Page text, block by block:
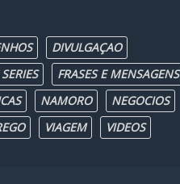
DIVULGAÇAO
FRASES E MENSAGENS
NAMORO
NEGOCIOS
VIAGEM VIDEOS